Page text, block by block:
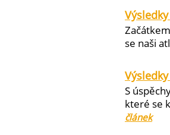
se naši
S
které se
článek